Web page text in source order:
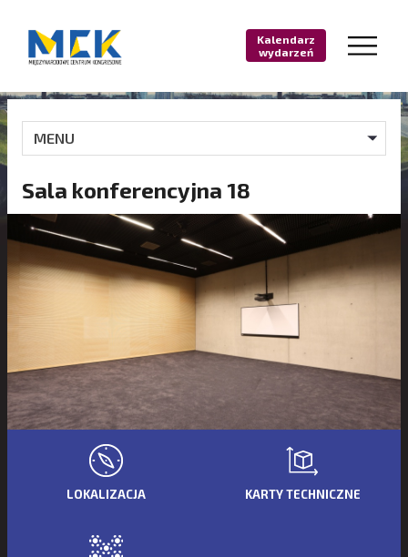
Kalendarz
wydarzeń
MENU
Sala konferencyjna 18
LOKALIZACJA KARTY TECHNICZNE